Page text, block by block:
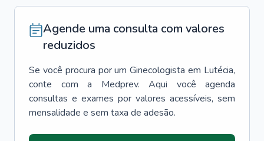
Agende uma consulta com valores
reduzidos
Se você procura por um Ginecologista em Lutécia,
conte com a Medprev. Aqui você agenda
consultas e exames por valores acessíveis, sem
mensalidade e sem taxa de adesão.